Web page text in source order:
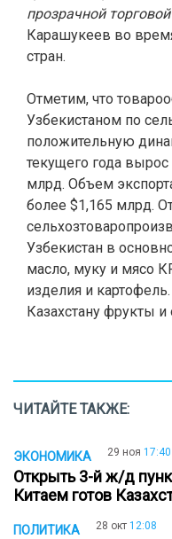
прозрачной
Карашукеев во
стран.
Отметим, что
Узбекистаном по
положительную
текущего года вырос
млрд. Объем
более $1,165 млрд.
Узбекистан в
масло, муку и мясо
изделия и
Казахстану фрукты
ЧИТАЙТЕ ТАКЖЕ:
ЭКОНОМИКА 29 ноя 17:40
Открыть 3-й ж/д
Китаем готов
ПОЛИТИКА 28 окт 12:08